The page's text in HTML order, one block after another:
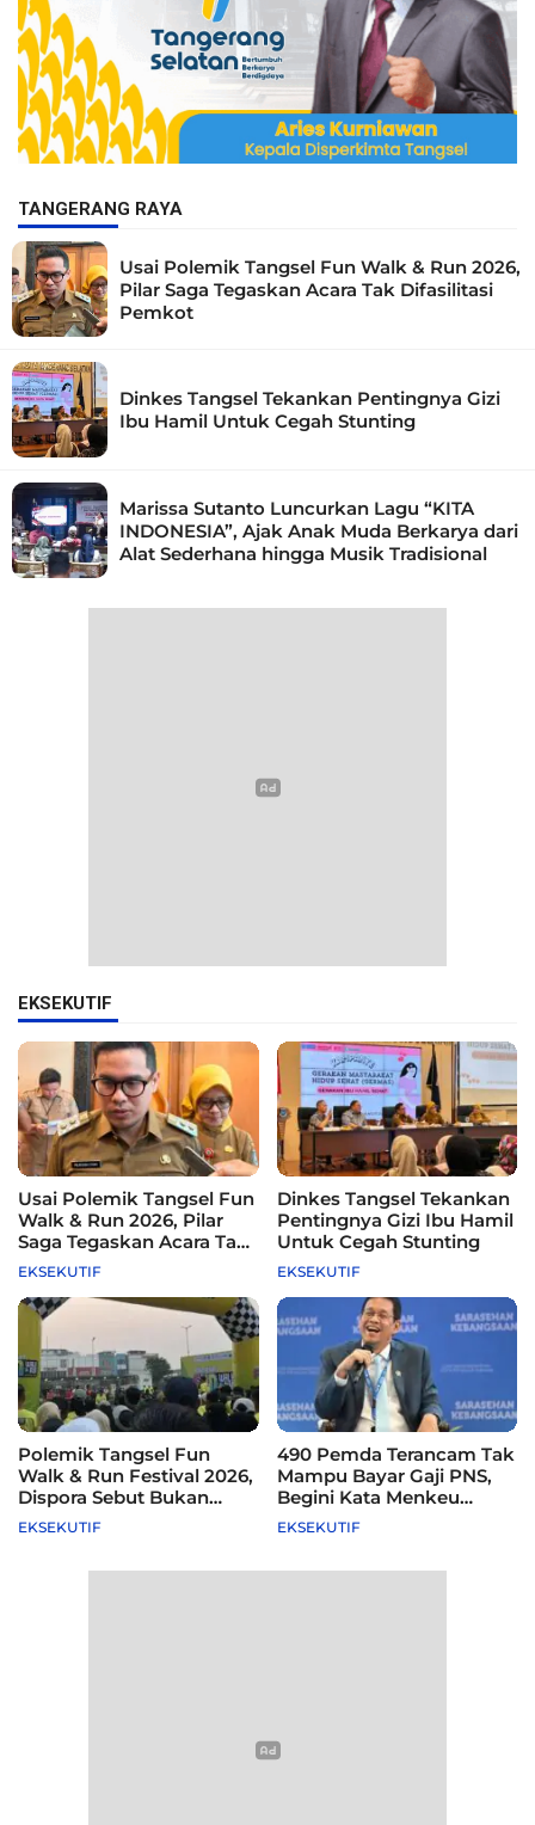
TANGERANG RAYA
Usai Polemik Tangsel Fun Walk & Run 2026,
Pilar Saga Tegaskan Acara Tak Difasilitasi
Pemkot
Dinkes Tangsel Tekankan Pentingnya Gizi
Ibu Hamil Untuk Cegah Stunting
Marissa Sutanto Luncurkan Lagu “KITA
INDONESIA”, Ajak Anak Muda Berkarya dari
Alat Sederhana hingga Musik Tradisional
EKSEKUTIF
Usai Polemik Tangsel Fun
Walk & Run 2026, Pilar
Saga Tegaskan Acara Tak
Difasilitasi Pemkot
EKSEKUTIF
Dinkes Tangsel Tekankan
Pentingnya Gizi Ibu Hamil
Untuk Cegah Stunting
EKSEKUTIF
Polemik Tangsel Fun
Walk & Run Festival 2026,
Dispora Sebut Bukan
Agenda Pemkot
EKSEKUTIF
490 Pemda Terancam Tak
Mampu Bayar Gaji PNS,
Begini Kata Menkeu
Purbaya
EKSEKUTIF